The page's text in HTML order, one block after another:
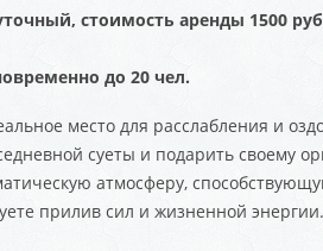
стоимость аренды 1500
до 20 чел.
место для расслабления и
суеты и подарить своему
атмосферу,
прилив сил и жизненной энергии.